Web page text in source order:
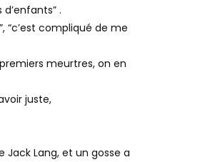
.
“c’est compliqué de me
premiers meurtres, on en
juste,
Jack Lang, et un gosse a